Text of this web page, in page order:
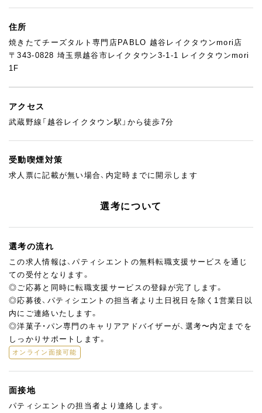
住所
焼きたてチーズタルト専門店PABLO 越谷レイクタウンmori店
〒343-0828 埼玉県越谷市レイクタウン3-1-1 レイクタウンmori
1F
アクセス
武蔵野線「越谷レイクタウン駅」から徒歩7分
受動喫煙対策
求人票に記載が無い場合、内定時までに開示します
選考について
選考の流れ
この求人情報は、パティシエントの無料転職支援サービスを通じ
ての受付となります。
◎ご応募と同時に転職支援サービスの登録が完了します。
◎応募後、パティシエントの担当者より土日祝日を除く1営業日以
内にご連絡いたします。
◎洋菓子・パン専門のキャリアアドバイザーが、選考〜内定までを
しっかりサポートします。
オンライン面接可能
面接地
パティシエントの担当者より連絡します。